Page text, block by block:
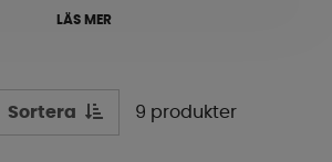
och torställning som enkelt
LÄS MER
Sortera 9 produkter